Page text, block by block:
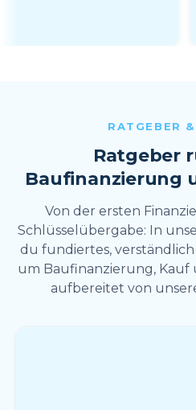
RATGEBER
Ratgeber
Baufinanzierung
Von der ersten
Schlüsselübergabe: In
du fundiertes,
um Baufinanzierung, Kauf
aufbereitet von